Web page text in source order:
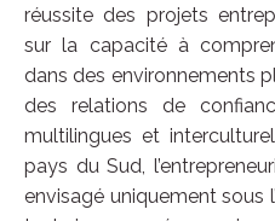
réussite des projets
sur la capacité à
dans des environnements
des relations de
multilingues et
pays du Sud,
envisagé uniquement sous